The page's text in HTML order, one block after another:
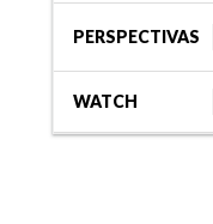
PERSPECTIVAS
WATCH